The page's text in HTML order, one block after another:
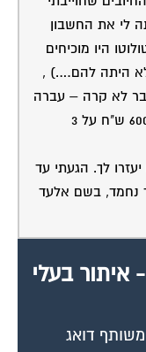
לי את החשבון
היו מוכיחים
היתה להם….) ,
לא קרה – עברה
כבר שנה מאז. כלומר תכלס הוחזרו לי 600 ש"ח על 3
לך. הגעתי עד
נחמד, בשם אלעד
איתור בעלי
דואג